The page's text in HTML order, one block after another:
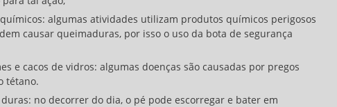
algumas atividades utilizam produtos químicos perigosos
causar queimaduras, por isso o uso da bota de segurança
e cacos de vidros: algumas doenças são causadas por pregos
tétano.
no decorrer do dia, o pé pode escorregar e bater em